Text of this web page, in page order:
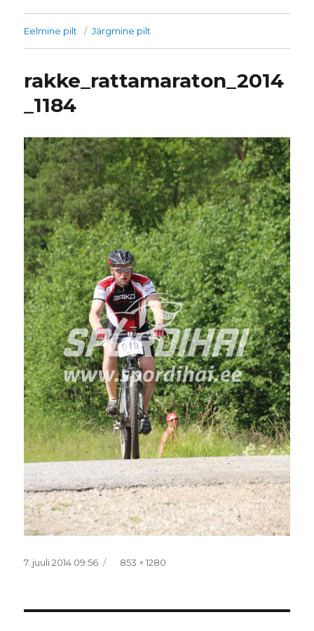
Eelmine pilt Järgmine pilt
rakke_rattamaraton_2014
_1184
Postitatud
7. juuli 2014 09:56 Täissuurus
853 × 1280